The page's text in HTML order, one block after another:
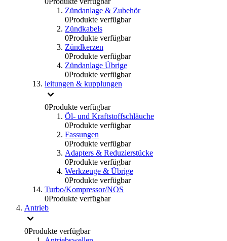
Zündanlage & Zubehör
0Produkte verfügbar
Zündkabels
0Produkte verfügbar
Zündkerzen
0Produkte verfügbar
Zündanlage Übrige
0Produkte verfügbar
leitungen & kupplungen
0Produkte verfügbar
Öl- und Kraftstoffschläuche
0Produkte verfügbar
Fassungen
0Produkte verfügbar
Adapters & Reduzierstücke
0Produkte verfügbar
Werkzeuge & Übrige
0Produkte verfügbar
Turbo/Kompressor/NOS
0Produkte verfügbar
Antrieb
0Produkte verfügbar